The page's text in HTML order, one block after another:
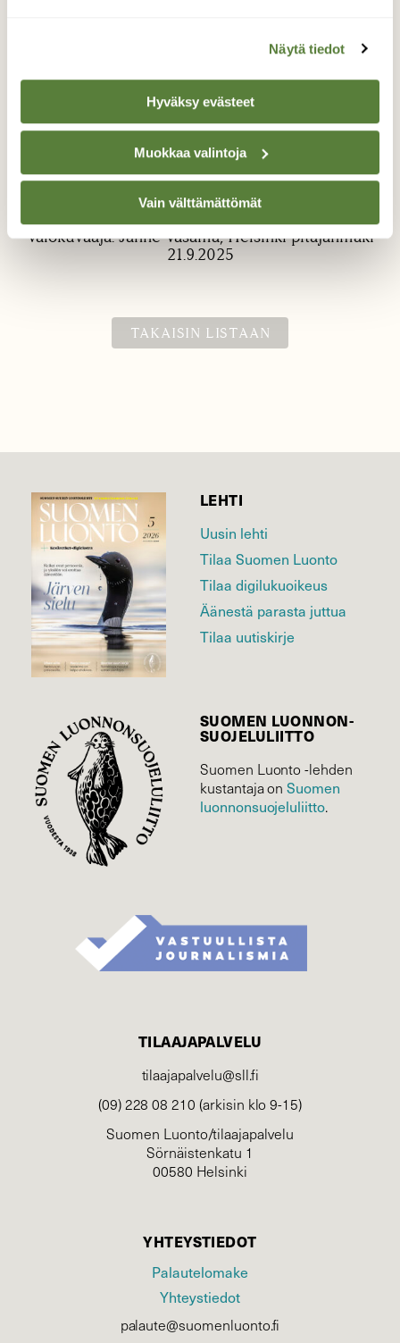
Näytä tiedot
Hyväksy evästeet
Muokkaa valintoja
Vain välttämättömät
Hopeasinisiipi
Vielä on kesää takapihalla
Valokuvaaja: Janne Vasama, Helsinki pitäjänmäki
21.9.2025
TAKAISIN LISTAAN
LEHTI
Uusin lehti
Tilaa Suomen Luonto
Tilaa digilukuoikeus
Äänestä parasta juttua
Tilaa uutiskirje
SUOMEN LUONNON­
SUOJELU­LIITTO
Suomen Luonto -lehden
kustantaja onSuomen
luonnonsuojelu­liitto.
TILAAJAPALVELU
tilaajapalvelu@sll.fi
(09) 228 08 210 (arkisin klo 9-15)
Suomen Luonto/tilaajapalvelu
Sörnäistenkatu 1
00580 Helsinki
YHTEYSTIEDOT
Palautelomake
Yhteystiedot
palaute@suomenluonto.fi